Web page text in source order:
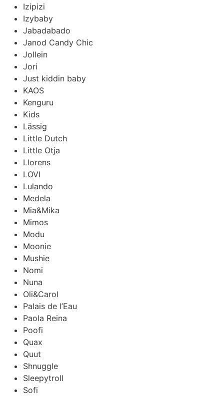
Izipizi
Izybaby
Jabadabado
Janod Candy Chic
Jollein
Jori
Just kiddin baby
KAOS
Kenguru
Kids
Lässig
Little Dutch
Little Otja
Llorens
LOVI
Lulando
Medela
Mia&Mika
Mimos
Modu
Moonie
Mushie
Nomi
Nuna
Oli&Carol
Palais de l’Eau
Paola Reina
Poofi
Quax
Quut
Shnuggle
Sleepytroll
Sofi